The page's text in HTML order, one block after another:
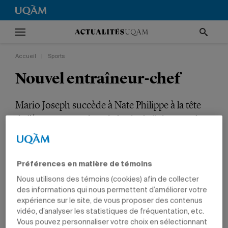
Accueil Sports
Nouvel entraîneur-chef
Mario Joseph succède à Nate Philippe à la tête
de l’équipe masculine de basketball des Citadins.
SPORTS ÉTUDIANTS
ParJean-François Ducharme
Préférences en matière de témoins
Nous utilisons des témoins (cookies) afin de collecter
des informations qui nous permettent d’améliorer votre
expérience sur le site, de vous proposer des contenus
vidéo, d’analyser les statistiques de fréquentation, etc.
Vous pouvez personnaliser votre choix en sélectionnant